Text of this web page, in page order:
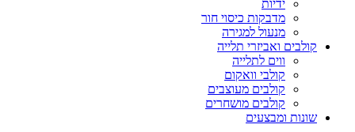
ידיות
מדבקות כיסוי חור
מנעול למגירה
קולבים ואביזרי תלייה
ווים לתלייה
קולבי וואקום
קולבים מעוצבים
קולבים מושחרים
שונות ומבצעים